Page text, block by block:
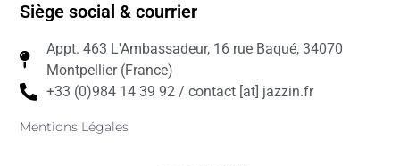
Siège social & courrier
Appt. 463 L'Ambassadeur, 16 rue Baqué, 34070
Montpellier (France)
+33 (0)984 14 39 92 / contact [at] jazzin.fr
Mentions Légales